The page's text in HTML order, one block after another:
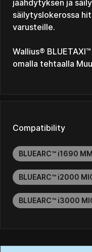
jäähdytyksen ja
säilytyslokerossa
varusteille.
Wallius®
omalla tehtaalla
Compatibility
BLUEARC™ i1690
BLUEARC™ i2000
BLUEARC™ i3000